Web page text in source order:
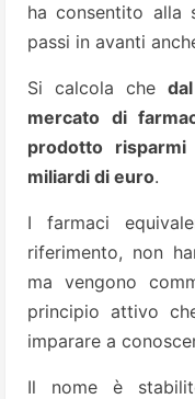
ha consentito alla
passi in avanti
Si calcola che
mercato di
prodotto
miliardi di euro.
I farmaci
riferimento, non
ma vengono
principio attivo
imparare a
Il nome è